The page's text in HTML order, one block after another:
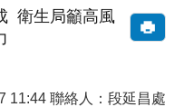
衛生局籲高風
11:44 聯絡人：段延昌處